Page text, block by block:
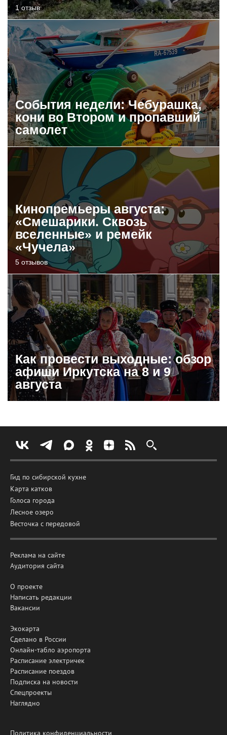
1 отзыв
События недели: Чебурашка,
кони во Втором и пропавший
самолет
Кинопремьеры августа:
«Смешарики. Сквозь
вселенные» и ремейк
«Чучела»
5 отзывов
Как провести выходные: обзор
афиши Иркутска на 8 и 9
августа
Гид по сибирской кухне
Карта катков
Голоса города
Лесное озеро
Весточка с передовой
Реклама на сайте
Аудитория сайта
О проекте
Написать редакции
Вакансии
Экокарта
Сделано в России
Онлайн-табло аэропорта
Расписание электричек
Расписание поездов
Подписка на новости
Спецпроекты
Наглядно
Политика конфиденциальности